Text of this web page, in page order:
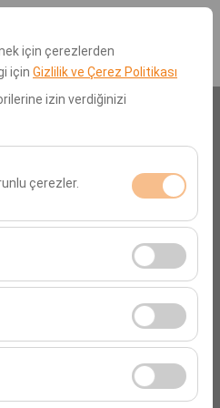
için çerezlerden
için Gizlilik ve Çerez Politikası
izin verdiğinizi
çerezler.
çalışması, güvenlik,
için gereklidir. Devre
(ziyaretçi sayısı,
kullanıcı davranışları)
web sitesi
deneyimini sürekli
uygun kişiselleştirilmiş
kampanyalarımızın
oranı) ölçmemize
(DLM)
09:00